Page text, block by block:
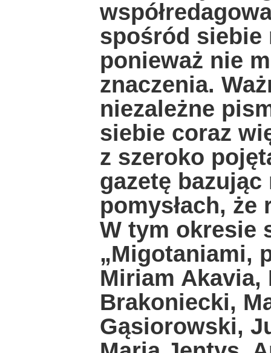
spośród siebie
ponieważ nie
znaczenia.
niezależne
siebie coraz
z szeroko
gazetę bazując
pomysłach,
W tym okresie
„Migotaniami,
Miriam Akavia,
Brakoniecki,
Gąsiorowski,